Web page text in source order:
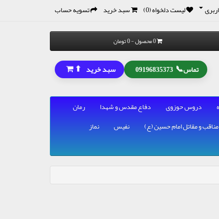
لیست دلخواه (0) سبد خرید تسویه حساب
0 محصول - 0 تومان
تماس📞
09196835373 سبد خرید ⬆
دروس حوزوی دفاع مقدس و شهدا
رمان
مناقب و مقاتل امام حسین (ع) نفیس
نماز